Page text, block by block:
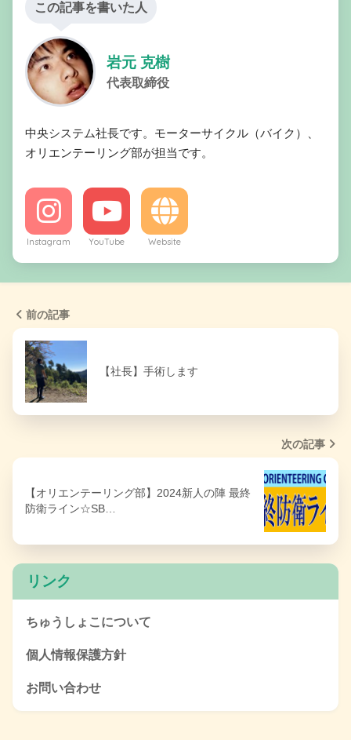
この記事を書いた人
岩元 克樹
代表取締役
中央システム社長です。モーターサイクル（バイク）、
オリエンテーリング部が担当です。
Instagram YouTube Website
前の記事
【社長】手術します
次の記事
【オリエンテーリング部】2024新人の陣 最終
防衛ライン☆SB…
リンク
ちゅうしょこについて
個人情報保護方針
お問い合わせ